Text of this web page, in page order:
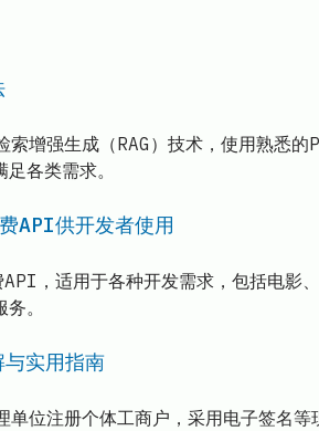
增强生成（RAG）技术，使用熟悉
各类需求。
API供开发者使用
，适用于各种开发需求，包括电
。
实用指南
位注册个体工商户，采用电子签名